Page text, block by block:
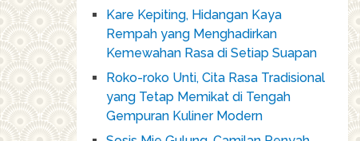
Kare Kepiting, Hidangan Kaya
Rempah yang Menghadirkan
Kemewahan Rasa di Setiap Suapan
Roko-roko Unti, Cita Rasa Tradisional
yang Tetap Memikat di Tengah
Gempuran Kuliner Modern